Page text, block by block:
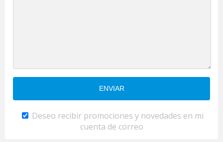
Deseo recibir promociones y novedades en mi
cuenta de correo